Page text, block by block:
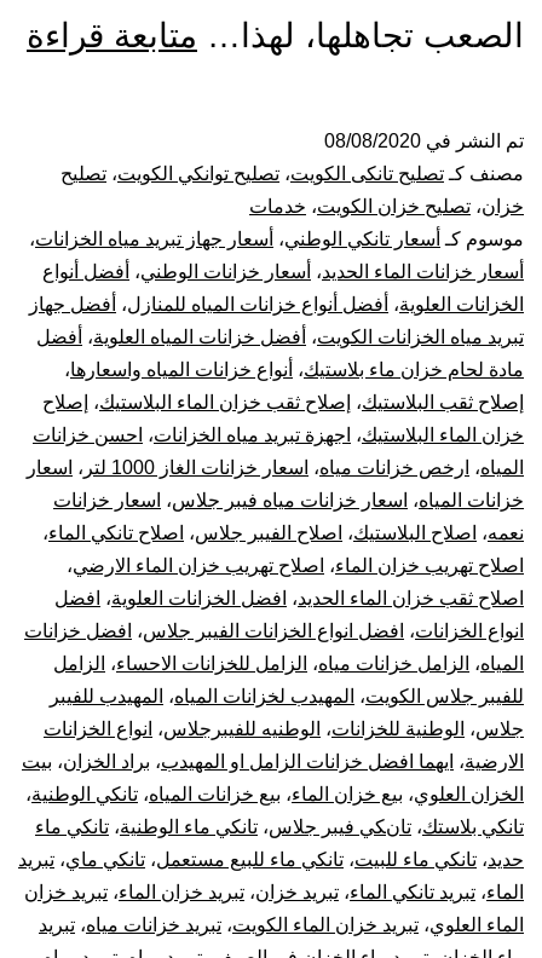
الصعب تجاهلها، لهذا… متابعة قراءة
تم النشر في 08/08/2020
مصنف كـ تصليح تانكى الكويت، تصليح توانكي الكويت، تصليح
خزان، تصليح خزان الكويت، خدمات
موسوم كـ أسعار تانكي الوطني، أسعار جهاز تبريد مياه الخزانات،
أسعار خزانات الماء الحديد، أسعار خزانات الوطني، أفضل أنواع
الخزانات العلوية، أفضل أنواع خزانات المياه للمنازل، أفضل جهاز
تبريد مياه الخزانات الكويت، أفضل خزانات المياه العلوية، أفضل
مادة لحام خزان ماء بلاستيك، أنواع خزانات المياه واسعارها،
إصلاح ثقب البلاستيك، إصلاح ثقب خزان الماء البلاستيك، إصلاح
خزان الماء البلاستيك، اجهزة تبريد مياه الخزانات، احسن خزانات
المياه، ارخص خزانات مياه، اسعار خزانات الغاز 1000 لتر ، اسعار
خزانات المياه، اسعار خزانات مياه فيبر جلاس، اسعار خزانات
نعمه، اصلاح البلاستيك، اصلاح الفيبر جلاس، اصلاح تانكي الماء،
اصلاح تهريب خزان الماء، اصلاح تهريب خزان الماء الارضي،
اصلاح ثقب خزان الماء الحديد، افضل الخزانات العلوية، افضل
انواع الخزانات، افضل انواع الخزانات الفيبر جلاس، افضل خزانات
المياه، الزامل خزانات مياه، الزامل للخزانات الاحساء، الزامل
للفيبر جلاس الكويت، المهيدب لخزانات المياه، المهيدب للفيبر
جلاس، الوطنية للخزانات، الوطنيه للفيبرجلاس، انواع الخزانات
الارضية، ايهما افضل خزانات الزامل او المهيدب، براد الخزان، بيت
الخزان العلوي، بيع خزان الماء، بيع خزانات المياه، تانكي الوطنية،
تانكي بلاستك، تانكي فيبر جلاس، تانكي ماء الوطنية، تانكي ماء
حديد، تانكي ماء للبيت، تانكي ماء للبيع مستعمل، تانكي ماي، تبريد
الماء، تبريد تانكي الماء، تبريد خزان، تبريد خزان الماء، تبريد خزان
الماء العلوي، تبريد خزان الماء الكويت، تبريد خزانات مياه، تبريد